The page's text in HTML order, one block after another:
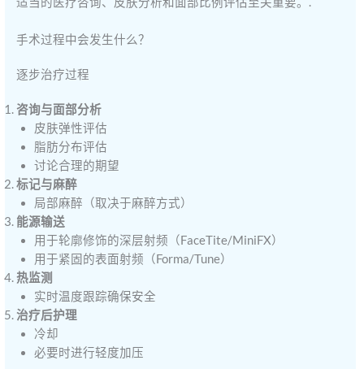
手术过程中会发生什么？
逐步治疗过程
咨询与面部分析
皮肤弹性评估
脂肪分布评估
讨论合理的期望
标记与麻醉
局部麻醉（取决于麻醉方式）
能源输送
用于轮廓修饰的深层射频（FaceTite/MiniFX）
用于紧固的表面射频（Forma/Tune）
热监测
实时温度跟踪确保安全
治疗后护理
冷却
必要时进行轻度加压